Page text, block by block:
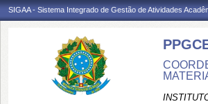
SIGAA - Sistema Integrado de Gestão de Atividades